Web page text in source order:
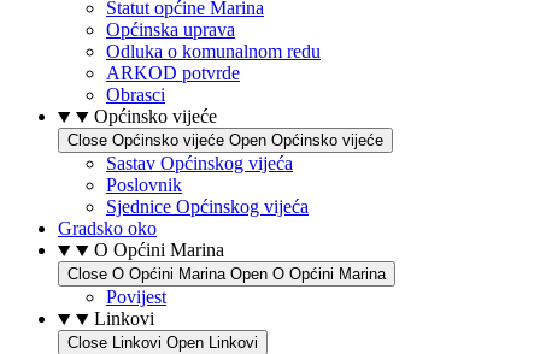
Statut općine Marina
Općinska uprava
Odluka o komunalnom redu
ARKOD potvrde
Obrasci
Općinsko vijeće
Close Općinsko vijeće Open Općinsko vijeće
Sastav Općinskog vijeća
Poslovnik
Sjednice Općinskog vijeća
Gradsko oko
O Općini Marina
Close O Općini Marina Open O Općini Marina
Povijest
Linkovi
Close Linkovi Open Linkovi